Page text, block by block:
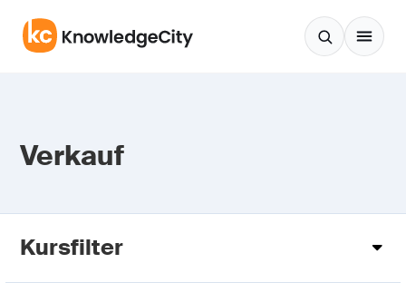
Verkauf
Kursfilter